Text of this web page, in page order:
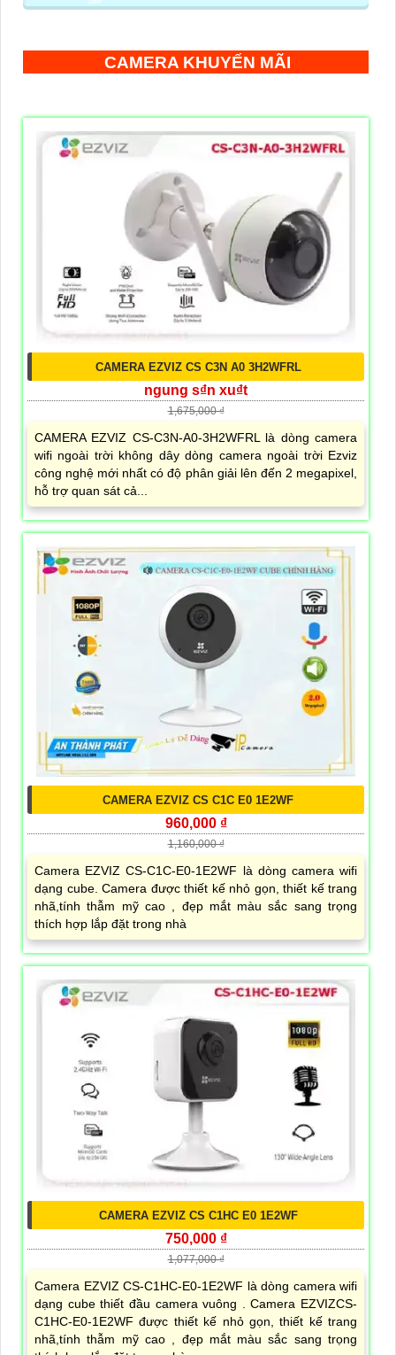
CAMERA KHUYẾN MÃI
CAMERA EZVIZ CS C3N A0 3H2WFRL
ngung s₫n xu₫t
1,675,000 ₫
CAMERA EZVIZ CS-C3N-A0-3H2WFRL là dòng camera
wifi ngoài trời không dây dòng camera ngoài trời Ezviz
công nghệ mới nhất có độ phân giải lên đến 2 megapixel,
hỗ trợ quan sát cả...
CAMERA EZVIZ CS C1C E0 1E2WF
960,000 ₫
1,160,000 ₫
Camera EZVIZ CS-C1C-E0-1E2WF là dòng camera wifi
dạng cube. Camera được thiết kế nhỏ gọn, thiết kế trang
nhã,tính thẫm mỹ cao , đẹp mắt màu sắc sang trọng
thích hợp lắp đặt trong nhà
CAMERA EZVIZ CS C1HC E0 1E2WF
750,000 ₫
1,077,000 ₫
Camera EZVIZ CS-C1HC-E0-1E2WF là dòng camera wifi
dạng cube thiết đầu camera vuông . Camera EZVIZCS-
C1HC-E0-1E2WF được thiết kế nhỏ gọn, thiết kế trang
nhã,tính thẫm mỹ cao , đẹp mắt màu sắc sang trọng